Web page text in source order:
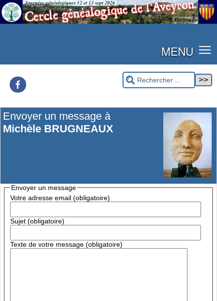
MENU
Envoyer un message à
Michèle BRUGNEAUX
Envoyer un message
Votre adresse email (obligatoire)
Sujet (obligatoire)
Texte de votre message (obligatoire)